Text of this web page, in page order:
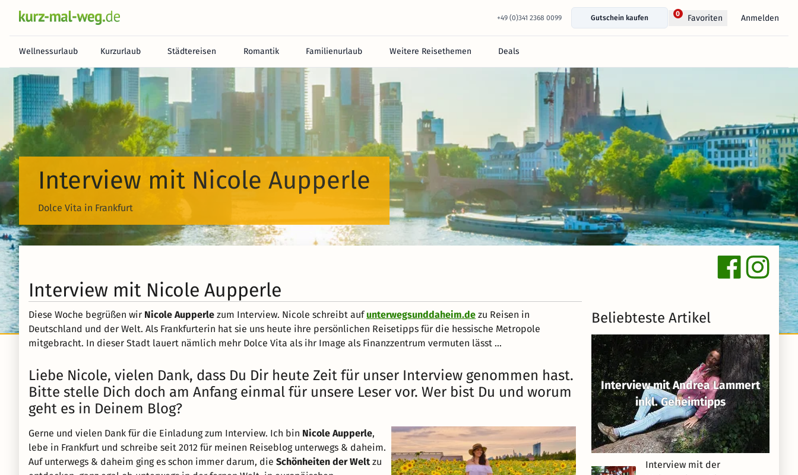
+49 (0)341 2368 0099 Gutschein kaufen
0 Favoriten Anmelden
Wellnessurlaub Kurzurlaub Städtereisen Romantik Familienurlaub Weitere Reisethemen Deals
Interview mit Nicole Aupperle
Dolce Vita in Frankfurt
Interview mit Nicole Aupperle
Diese Woche begrüßen wir Nicole Aupperle zum Interview. Nicole schreibt aufunterwegsunddaheim.de zu Reisen in
Deutschland und der Welt. Als Frankfurterin hat sie uns heute ihre persönlichen Reisetipps für die hessische Metropole
mitgebracht. In dieser Stadt lauert nämlich mehr Dolce Vita als ihr Image als Finanzzentrum vermuten lässt ...
Liebe Nicole, vielen Dank, dass Du Dir heute Zeit für unser Interview genommen hast.
Bitte stelle Dich doch am Anfang einmal für unsere Leser vor. Wer bist Du und worum
geht es in Deinem Blog?
Gerne und vielen Dank für die Einladung zum Interview. Ich bin Nicole Aupperle,
lebe in Frankfurt und schreibe seit 2012 für meinen Reiseblog unterwegs & daheim.
Auf unterwegs & daheim ging es schon immer darum, die Schönheiten der Weltzu
Beliebteste Artikel
Interview mit Andrea Lammert
inkl. Geheimtipps
Interview mit der